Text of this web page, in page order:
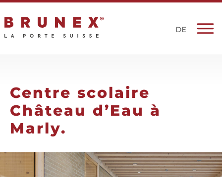
DE
Centre scolaire
Château d’Eau à
Marly.